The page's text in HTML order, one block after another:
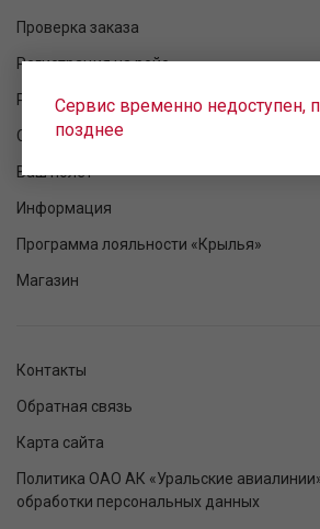
Сервис временно недоступен,
позднее
Проверка заказа
Регистрация на рейс
Расписание рейсов
Статус рейса
Ваш полет
Информация
Программа лояльности «Крылья»
Магазин
Контакты
Обратная связь
Карта сайта
Политика ОАО АК «Уральские
обработки персональных данных